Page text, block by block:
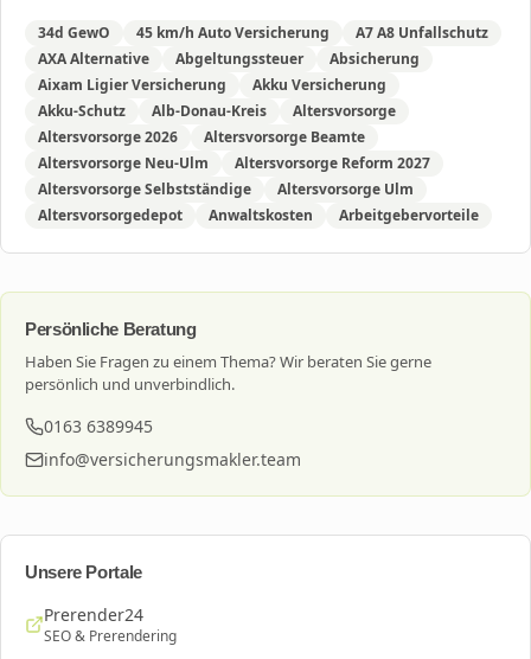
34d GewO 45 km/h Auto Versicherung
A7 A8 Unfallschutz
AXA Alternative
Abgeltungssteuer
Absicherung
Aixam Ligier Versicherung
Akku Versicherung
Akku-Schutz
Alb-Donau-Kreis
Altersvorsorge
Altersvorsorge 2026
Altersvorsorge Beamte
Altersvorsorge Neu-Ulm
Altersvorsorge Reform 2027
Altersvorsorge Selbstständige
Altersvorsorge Ulm
Altersvorsorgedepot
Anwaltskosten Arbeitgebervorteile
Persönliche Beratung
Haben Sie Fragen zu einem Thema? Wir beraten Sie gerne
persönlich und unverbindlich.
0163 6389945
info@versicherungsmakler.team
Unsere Portale
Prerender24
SEO & Prerendering